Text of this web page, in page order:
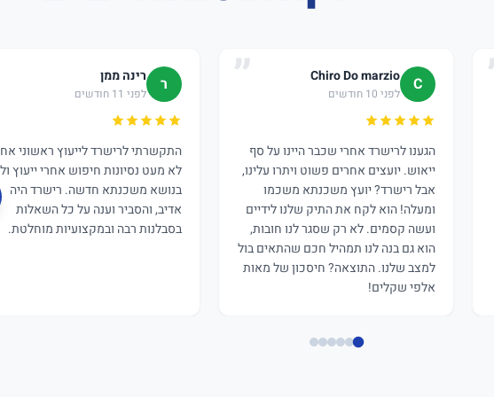
C
Chiro Do marzio
לפני 10 חודשים
הגענו לרישרד אחרי שכבר היינו על סף
ייאוש. יועצים אחרים פשוט ויתרו עלינו,
אבל רישרד? יועץ משכנתא משכמו
ומעלה! הוא לקח את התיק שלנו לידיים
ועשה קסמים. לא רק שסגר לנו חובות,
הוא גם בנה לנו תמהיל חכם שהתאים בול
למצב שלנו. התוצאה? חיסכון של מאות
אלפי שקלים!
ר רינה ממן
לפני 11 חודשים
התקשרתי לרישרד לייעוץ ראשוני
לא מעט נסיונות חיפוש אחרי ייעוץ
בנושא משכנתא חדשה. רישרד היה
אדיב, והסביר וענה על כל השאלות
בסבלנות רבה ובמקצועיות מוחלטת.